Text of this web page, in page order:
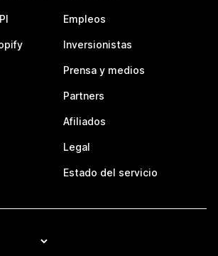
Empleos
Inversionistas
Prensa y medios
Partners
Afiliados
Legal
Estado del servicio